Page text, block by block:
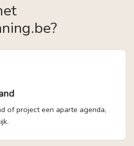
of project een aparte agenda,